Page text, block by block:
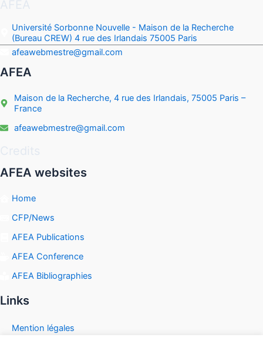
Université Sorbonne Nouvelle - Maison de la Recherche
(Bureau CREW) 4 rue des Irlandais 75005 Paris
afeawebmestre@gmail.com
AFEA
Maison de la Recherche, 4 rue des Irlandais, 75005 Paris –
France
afeawebmestre@gmail.com
AFEA websites
Home
CFP/News
AFEA Publications
AFEA Conference
AFEA Bibliographies
Links
Mention légales